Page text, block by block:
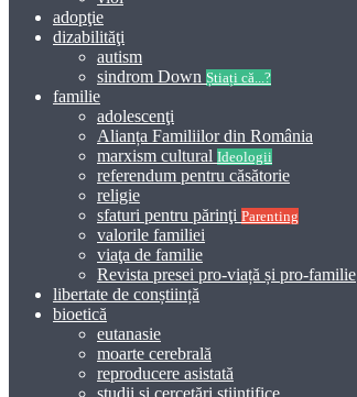
adopţie
dizabilităţi
autism
sindrom Down Știați că...?
familie
adolescenţi
Alianța Familiilor din România
marxism cultural Ideologii
referendum pentru căsătorie
religie
sfaturi pentru părinţi Parenting
valorile familiei
viaţa de familie
Revista presei pro-viață și pro-familie
libertate de conștiință
bioetică
eutanasie
moarte cerebrală
reproducere asistată
studii şi cercetări ştiinţifice